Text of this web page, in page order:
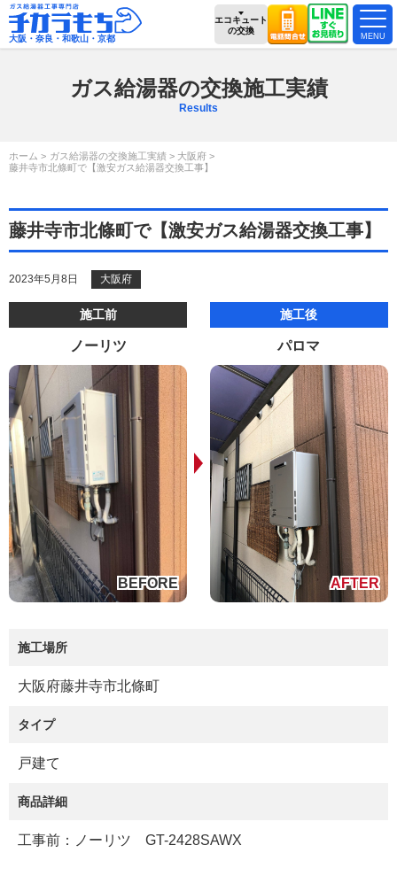
大阪・奈良・和歌山・京都
エコキュート
の交換
ガス給湯器の交換施工実績
Results
ホーム ガス給湯器の交換施工実績
大阪府
藤井寺市北條町で【激安ガス給湯器交換工事】
藤井寺市北條町で【激安ガス給湯器交換工事】
2023年5月8日 大阪府
施工前
ノーリツ
施工後
パロマ
施工場所
大阪府藤井寺市北條町
タイプ
戸建て
商品詳細
工事前：ノーリツ GT-2428SAWX